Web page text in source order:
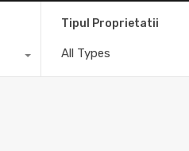
Tipul Proprietatii
All Types